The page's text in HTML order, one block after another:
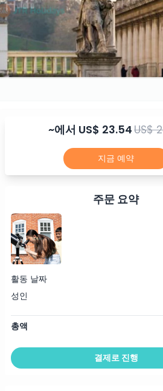
~에서 US$ 23.54US$
지금 예약
주문 요약
활동 날짜
성인
총액
결제로 진행